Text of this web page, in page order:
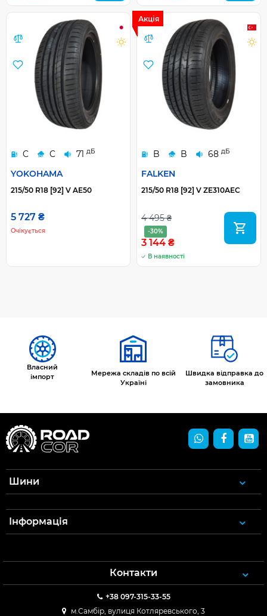
C C 71 дБ
YOKOHAMA
215/50 R18 [92] V AE50
5 727 ₴
Очікується
Акція
B B 68 дБ
FALKEN
215/50 R18 [92] V ZE310AEC
4 495 ₴
-30%
3 144 ₴
В наявності
Власний
імпорт
Мережа складів по всій
Україні
Швидка відправка до
замовника
Шини
Інформація
Контакти
+38 097-315-33-55
м.Самбір, вулиця Котляревського, 3